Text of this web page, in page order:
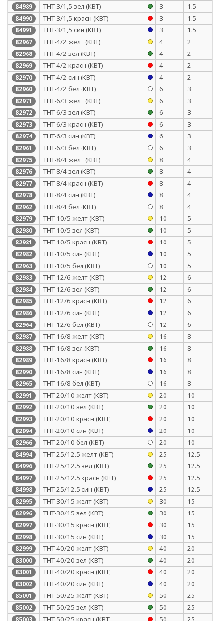
84989 ТНТ-3/1,5 зел (КВТ) 3 1.5
84990 ТНТ-3/1,5 красн (КВТ) 3 1.5
84991 ТНТ-3/1,5 син (КВТ) 3 1.5
82967 ТНТ-4/2 желт (КВТ) 4 2
82968 ТНТ-4/2 зел (КВТ) 4 2
82969 ТНТ-4/2 красн (КВТ) 4 2
82970 ТНТ-4/2 син (КВТ) 4 2
82960 ТНТ-4/2 бел (КВТ) 6 3
82971 ТНТ-6/3 желт (КВТ) 6 3
82972 ТНТ-6/3 зел (КВТ) 6 3
82973 ТНТ-6/3 красн (КВТ) 6 3
82974 ТНТ-6/3 син (КВТ) 6 3
82961 ТНТ-6/3 бел (КВТ) 6 3
82975 ТНТ-8/4 желт (КВТ) 8 4
82976 ТНТ-8/4 зел (КВТ) 8 4
82977 ТНТ-8/4 красн (КВТ) 8 4
82978 ТНТ-8/4 син (КВТ) 8 4
82962 ТНТ-8/4 бел (КВТ) 8 4
82979 ТНТ-10/5 желт (КВТ) 10 5
82980 ТНТ-10/5 зел (КВТ) 10 5
82981 ТНТ-10/5 красн (КВТ) 10 5
82982 ТНТ-10/5 син (КВТ) 10 5
82963 ТНТ-10/5 бел (КВТ) 10 5
82983 ТНТ-12/6 желт (КВТ) 12 6
82984 ТНТ-12/6 зел (КВТ) 12 6
82985 ТНТ-12/6 красн (КВТ) 12 6
82986 ТНТ-12/6 син (КВТ) 12 6
82964 ТНТ-12/6 бел (КВТ) 12 6
82987 ТНТ-16/8 желт (КВТ) 16 8
82988 ТНТ-16/8 зел (КВТ) 16 8
82989 ТНТ-16/8 красн (КВТ) 16 8
82990 ТНТ-16/8 син (КВТ) 16 8
82965 ТНТ-16/8 бел (КВТ) 16 8
82991 ТНТ-20/10 желт (КВТ) 20 10
82992 ТНТ-20/10 зел (КВТ) 20 10
82993 ТНТ-20/10 красн (КВТ) 20 10
82994 ТНТ-20/10 син (КВТ) 20 10
82966 ТНТ-20/10 бел (КВТ) 20 10
84994 ТНТ-25/12.5 желт (КВТ) 25 12.5
84996 ТНТ-25/12.5 зел (КВТ) 25 12.5
84997 ТНТ-25/12.5 красн (КВТ) 25 12.5
84998 ТНТ-25/12.5 син (КВТ) 25 12.5
82995 ТНТ-30/15 желт (КВТ) 30 15
82996 ТНТ-30/15 зел (КВТ) 30 15
82997 ТНТ-30/15 красн (КВТ) 30 15
82998 ТНТ-30/15 син (КВТ) 30 15
82999 ТНТ-40/20 желт (КВТ) 40 20
83000 ТНТ-40/20 зел (КВТ) 40 20
83001 ТНТ-40/20 красн (КВТ) 40 20
83002 ТНТ-40/20 син (КВТ) 40 20
85001 ТНТ-50/25 желт (КВТ) 50 25
85002 ТНТ-50/25 зел (КВТ) 50 25
ТНТ-50/25 красн (КВТ) 50 25